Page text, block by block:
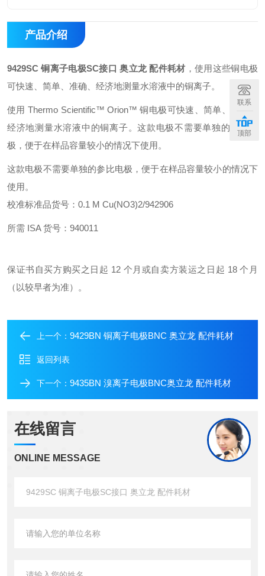
产品介绍
9429SC 铜离子电极SC接口 奥立龙 配件耗材 ，使用这些铜电极
可快速、简单、准确、经济地测量水溶液中的铜离子。
使用 Thermo Scientific™ Orion™ 铜电极可快速、简单、准确、
经济地测量水溶液中的铜离子。这款电极不需要单独的参比电
极，便于在样品容量较小的情况下使用。
这款电极不需要单独的参比电极，便于在样品容量较小的情况下
使用。
校准标准品货号：0.1 M Cu(NO3)2/942906
所需 ISA 货号：940011
保证书自买方购买之日起 12 个月或自卖方装运之日起 18 个月
（以较早者为准）。
上一个： 9429BN 铜离子电极BNC 奥立龙 配件耗材
返回列表
下一个： 9435BN 溴离子电极BNC奥立龙 配件耗材
在线留言
ONLINE MESSAGE
联系
顶部